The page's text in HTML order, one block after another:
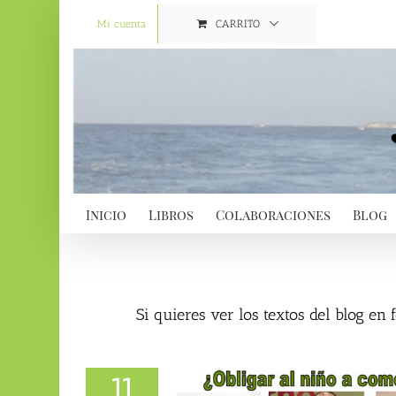
Mi cuenta CARRITO
Inicio Libros Colaboraciones Blog
Si quieres ver los textos del blog en
11